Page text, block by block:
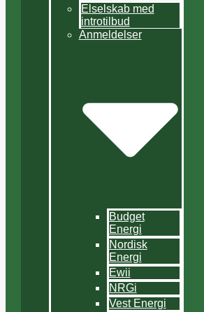
Elselskab med
introtilbud
Anmeldelser
Budget
Energi
Nordisk
Energi
Ewii
NRGi
Vest Energi